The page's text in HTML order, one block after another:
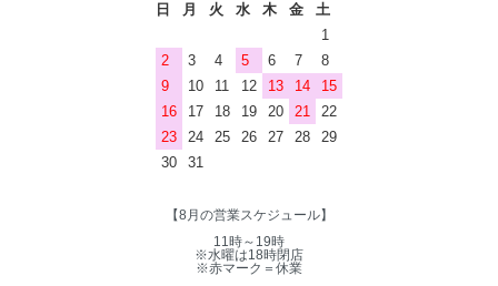
日 月 火 水 木 金
土
1
2
3 4 5 6 7
8
9
10 11 12 13 14
15
16
17 18 19 20 21
22
23
24 25 26 27 28
29
30
31
【8月の営業スケジュール】
11時～19時
※水曜は18時閉店
※赤マーク＝休業